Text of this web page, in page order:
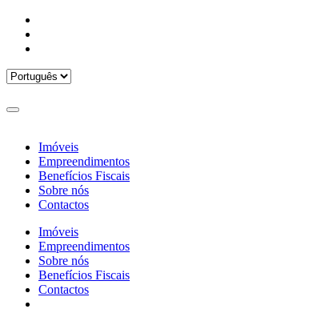
Imóveis
Empreendimentos
Benefícios Fiscais
Sobre nós
Contactos
Imóveis
Empreendimentos
Sobre nós
Benefícios Fiscais
Contactos